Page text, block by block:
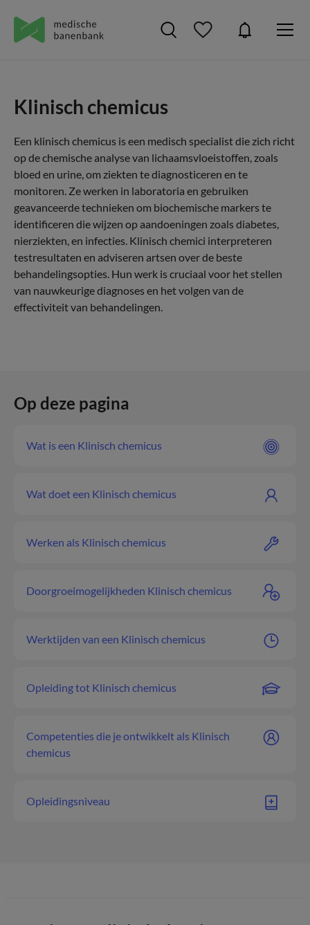
Klinisch chemicus
Een klinisch chemicus is een medisch specialist die zich richt
op de chemische analyse van lichaamsvloeistoffen, zoals
bloed en urine, om ziekten te diagnosticeren en te
monitoren. Ze werken in laboratoria en gebruiken
geavanceerde technieken om biochemische markers te
identificeren die wijzen op aandoeningen zoals diabetes,
nierziekten, en infecties. Klinisch chemici interpreteren
testresultaten en adviseren artsen over de beste
behandelingsopties. Hun werk is cruciaal voor het stellen
van nauwkeurige diagnoses en het volgen van de
effectiviteit van behandelingen.
Op deze pagina
Wat is een Klinisch chemicus
Wat doet een Klinisch chemicus
Werken als Klinisch chemicus
Doorgroeimogelijkheden Klinisch chemicus
Werktijden van een Klinisch chemicus
Opleiding tot Klinisch chemicus
Competenties die je ontwikkelt als Klinisch
chemicus
Opleidingsniveau